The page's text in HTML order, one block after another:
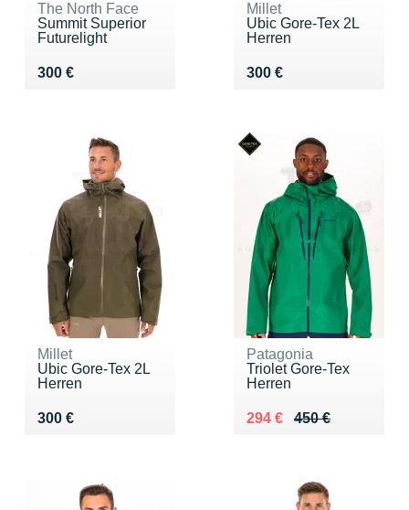
The North Face
Summit Superior
Futurelight
300 €
Vendu 300 €
Millet
Ubic Gore-Tex 2L
Herren
300 €
Vendu 300 €
Millet
Ubic Gore-Tex 2L
Herren
300 €
Vendu 300 €
Patagonia
Triolet Gore-Tex
Herren
450 €
Au lieu de 450 €
294 €
Vendu 294 €